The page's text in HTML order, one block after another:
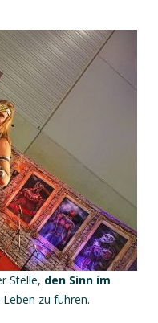
Stelle, den Sinn im
zu führen.